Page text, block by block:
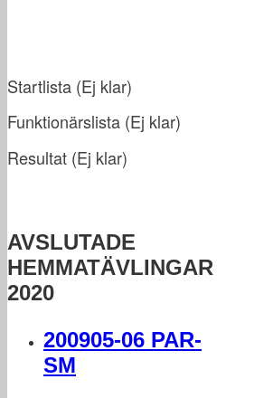
Startlista (Ej klar)
Funktionärslista (Ej klar)
Resultat (Ej klar)
AVSLUTADE
HEMMATÄVLINGAR
2020
200905-06 PAR-
SM